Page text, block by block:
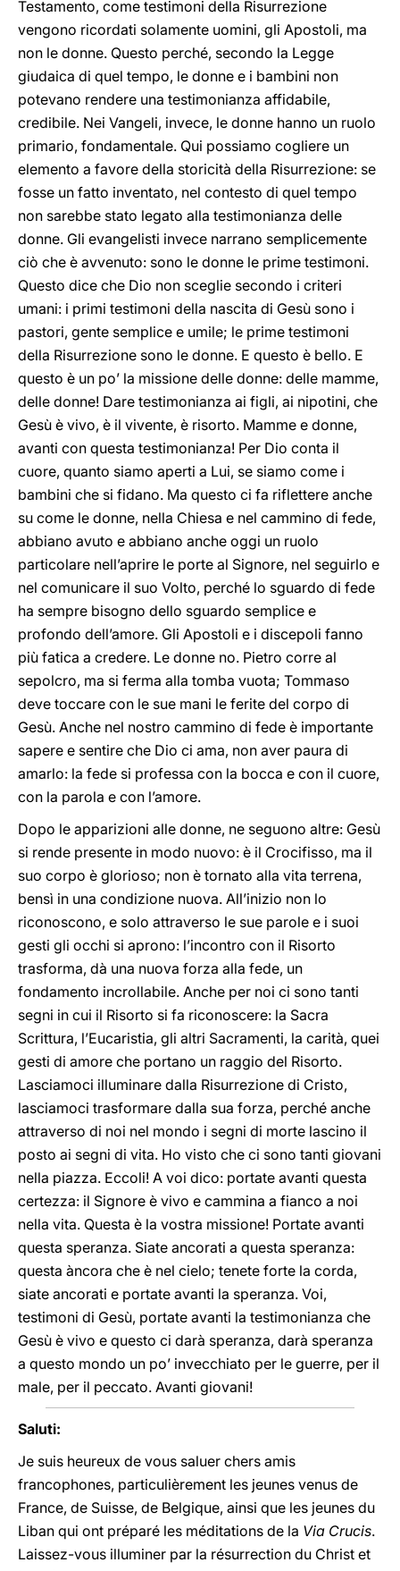
Testamento, come testimoni della Risurrezione
vengono ricordati solamente uomini, gli Apostoli, ma
non le donne. Questo perché, secondo la Legge
giudaica di quel tempo, le donne e i bambini non
potevano rendere una testimonianza affidabile,
credibile. Nei Vangeli, invece, le donne hanno un ruolo
primario, fondamentale. Qui possiamo cogliere un
elemento a favore della storicità della Risurrezione: se
fosse un fatto inventato, nel contesto di quel tempo
non sarebbe stato legato alla testimonianza delle
donne. Gli evangelisti invece narrano semplicemente
ciò che è avvenuto: sono le donne le prime testimoni.
Questo dice che Dio non sceglie secondo i criteri
umani: i primi testimoni della nascita di Gesù sono i
pastori, gente semplice e umile; le prime testimoni
della Risurrezione sono le donne. E questo è bello. E
questo è un po’ la missione delle donne: delle mamme,
delle donne! Dare testimonianza ai figli, ai nipotini, che
Gesù è vivo, è il vivente, è risorto. Mamme e donne,
avanti con questa testimonianza! Per Dio conta il
cuore, quanto siamo aperti a Lui, se siamo come i
bambini che si fidano. Ma questo ci fa riflettere anche
su come le donne, nella Chiesa e nel cammino di fede,
abbiano avuto e abbiano anche oggi un ruolo
particolare nell’aprire le porte al Signore, nel seguirlo e
nel comunicare il suo Volto, perché lo sguardo di fede
ha sempre bisogno dello sguardo semplice e
profondo dell’amore. Gli Apostoli e i discepoli fanno
più fatica a credere. Le donne no. Pietro corre al
sepolcro, ma si ferma alla tomba vuota; Tommaso
deve toccare con le sue mani le ferite del corpo di
Gesù. Anche nel nostro cammino di fede è importante
sapere e sentire che Dio ci ama, non aver paura di
amarlo: la fede si professa con la bocca e con il cuore,
con la parola e con l’amore.
Dopo le apparizioni alle donne, ne seguono altre: Gesù
si rende presente in modo nuovo: è il Crocifisso, ma il
suo corpo è glorioso; non è tornato alla vita terrena,
bensì in una condizione nuova. All’inizio non lo
riconoscono, e solo attraverso le sue parole e i suoi
gesti gli occhi si aprono: l’incontro con il Risorto
trasforma, dà una nuova forza alla fede, un
fondamento incrollabile. Anche per noi ci sono tanti
segni in cui il Risorto si fa riconoscere: la Sacra
Scrittura, l’Eucaristia, gli altri Sacramenti, la carità, quei
gesti di amore che portano un raggio del Risorto.
Lasciamoci illuminare dalla Risurrezione di Cristo,
lasciamoci trasformare dalla sua forza, perché anche
attraverso di noi nel mondo i segni di morte lascino il
posto ai segni di vita. Ho visto che ci sono tanti giovani
nella piazza. Eccoli! A voi dico: portate avanti questa
certezza: il Signore è vivo e cammina a fianco a noi
nella vita. Questa è la vostra missione! Portate avanti
questa speranza. Siate ancorati a questa speranza:
questa àncora che è nel cielo; tenete forte la corda,
siate ancorati e portate avanti la speranza. Voi,
testimoni di Gesù, portate avanti la testimonianza che
Gesù è vivo e questo ci darà speranza, darà speranza
a questo mondo un po’ invecchiato per le guerre, per il
male, per il peccato. Avanti giovani!
Saluti:
Je suis heureux de vous saluer chers amis
francophones, particulièrement les jeunes venus de
France, de Suisse, de Belgique, ainsi que les jeunes du
Liban qui ont préparé les méditations de la Via Crucis.
Laissez-vous illuminer par la résurrection du Christ et